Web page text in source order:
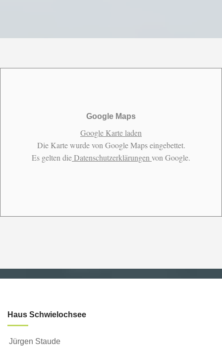
Google Maps
Google Karte laden
Die Karte wurde von Google Maps eingebettet.
Es gelten dieDatenschutzerklärungen von Google.
Haus Schwielochsee
Jürgen Staude